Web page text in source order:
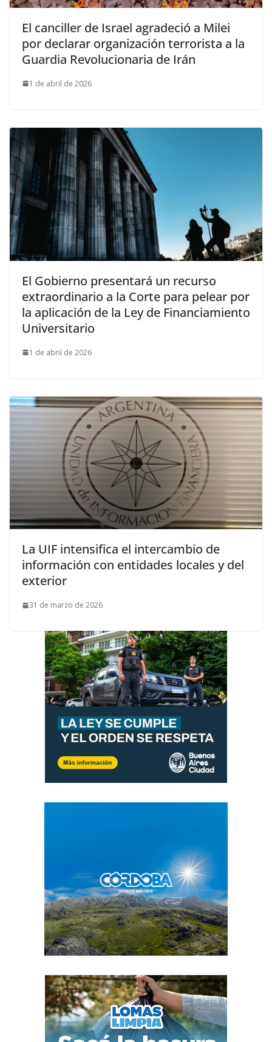
El canciller de Israel agradeció a Milei
por declarar organización terrorista a la
Guardia Revolucionaria de Irán
1 de abril de 2026
El Gobierno presentará un recurso
extraordinario a la Corte para pelear por
la aplicación de la Ley de Financiamiento
Universitario
1 de abril de 2026
La UIF intensifica el intercambio de
información con entidades locales y del
exterior
31 de marzo de 2026